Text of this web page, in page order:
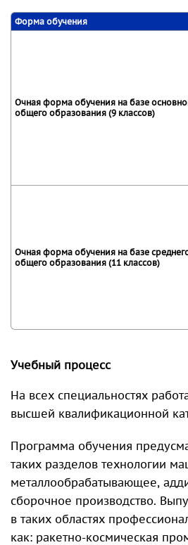
Форма обучения
Очная форма обучения на базе
общего образования (9 классов)
Очная форма обучения на базе
общего образования (11 классов)
Учебный процесс
На всех специальностях
высшей квалификационной
Программа обучения
таких разделов технологии
металлообрабатывающее,
сборочное производство.
в таких областях
как: ракетно-космическая